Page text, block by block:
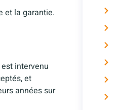
et la garantie.
intervenu
et
années sur